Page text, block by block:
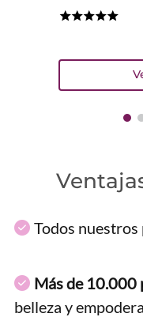
Todos
Más de 10.000
belleza y